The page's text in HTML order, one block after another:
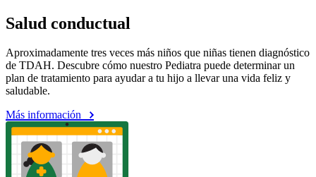
Salud conductual
Aproximadamente tres veces más niños que niñas tienen diagnóstico
de TDAH. Descubre cómo nuestro Pediatra puede determinar un
plan de tratamiento para ayudar a tu hijo a llevar una vida feliz y
saludable.
Más información